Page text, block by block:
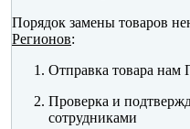
Порядок замены товаров
Регионов:
Отправка товара нам
Проверка и
сотрудниками